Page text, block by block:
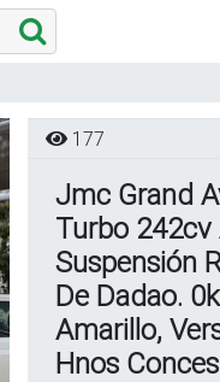
177
Jmc Grand
Turbo
Suspensión
De Dadao.
Amarillo,
Hnos